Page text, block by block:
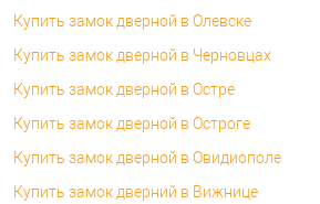
Купить замок дверной в Олевске
Купить замок дверной в Черновцах
Купить замок дверной в Остре
Купить замок дверной в Остроге
Купить замок дверной в Овидиополе
Купить замок дверний в Вижнице